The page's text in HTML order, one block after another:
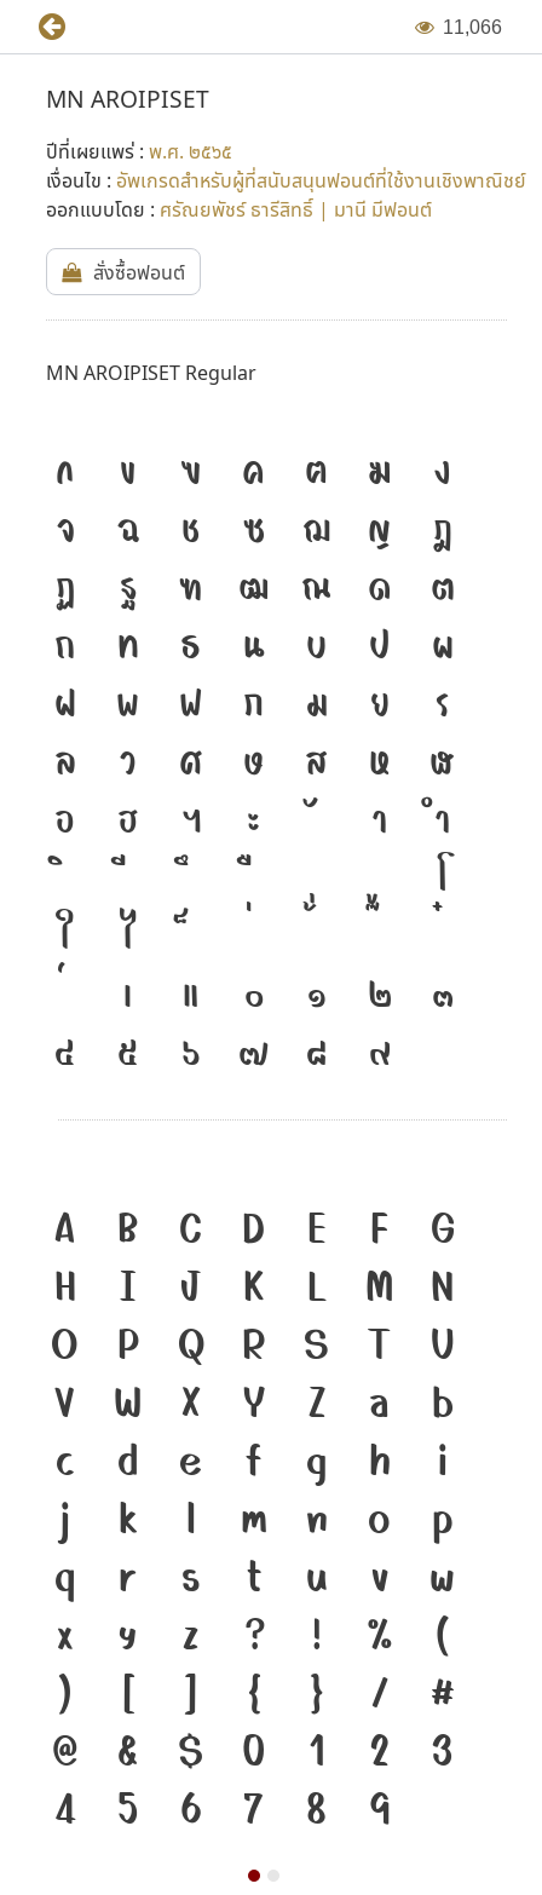
11,066
MN AROIPISET
ปีที่เผยแพร่ : พ.ศ. ๒๕๖๕
เงื่อนไข : อัพเกรดสำหรับผู้ที่สนับสนุนฟอนต์ที่ใช้งานเชิงพาณิชย์
ออกแบบโดย : ศรัณยพัชร์ ธารีสิทธิ์ | มานี มีฟอนต์
สั่งซื้อฟอนต์
MN AROIPISET Regular
ก ข ฃ ค ฅ ฆ
ง
จ
ฉ ช ซ ฌ ญ
ฎ
ฏ
ฐ ฑ ฒ ณ ด
ต
ถ
ท ธ น บ ป
ผ
ฝ
พ ฟ ภ ม ย
ร
ล
ว ศ ษ ส ห
ฬ
อ
ฮ ฯ ะ า
ำ
โ
ใ
ไ
เ
แ ๐ ๑ ๒
๓
๔
๕ ๖ ๗ ๘ ๙
A B C D E F
G
H
I J K L M
N
O
P Q R S T
U
V
W X Y Z a
b
c
d e f g h
i
j
k l m n o
p
q
r s t u v
w
x
y z ? ! %
(
)
[ ] { } /
#
@
& $ 0 1 2
3
4
5 6 7 8 9